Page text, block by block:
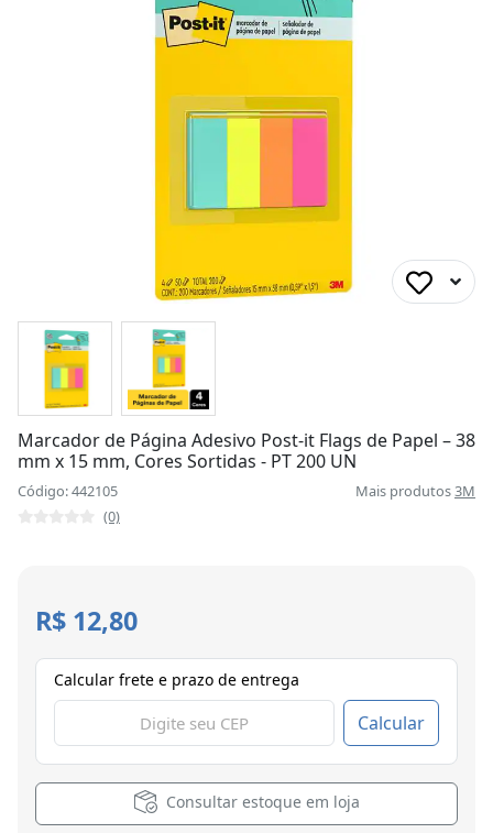
Marcador de Página Adesivo Post-it Flags de Papel – 38
mm x 15 mm, Cores Sortidas - PT 200 UN
Código: 442105 Mais produtos3M
(0)
R$ 12,80
Calcular frete e prazo de entrega
Calcular
Consultar estoque em loja